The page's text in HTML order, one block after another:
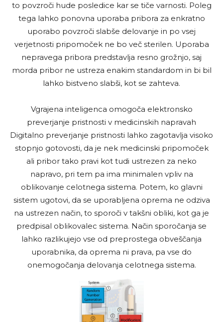
to povzroči hude posledice kar se tiče varnosti. Poleg
tega lahko ponovna uporaba pribora za enkratno
uporabo povzroči slabše delovanje in po vsej
verjetnosti pripomoček ne bo več sterilen. Uporaba
nepravega pribora predstavlja resno grožnjo, saj
morda pribor ne ustreza enakim standardom in bi bil
lahko bistveno slabši, kot se zahteva.
Vgrajena inteligenca omogoča elektronsko
preverjanje pristnosti v medicinskih napravah
Digitalno preverjanje pristnosti lahko zagotavlja visoko
stopnjo gotovosti, da je nek medicinski pripomoček
ali pribor tako pravi kot tudi ustrezen za neko
napravo, pri tem pa ima minimalen vpliv na
oblikovanje celotnega sistema. Potem, ko glavni
sistem ugotovi, da se uporabljena oprema ne odziva
na ustrezen način, to sporoči v takšni obliki, kot ga je
predpisal oblikovalec sistema. Način sporočanja se
lahko razlikujejo vse od preprostega obveščanja
uporabnika, da oprema ni prava, pa vse do
onemogočanja delovanja celotnega sistema.